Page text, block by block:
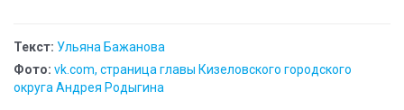
Текст: Ульяна Бажанова
Фото: vk.com, страница главы Кизеловского городского
округа Андрея Родыгина